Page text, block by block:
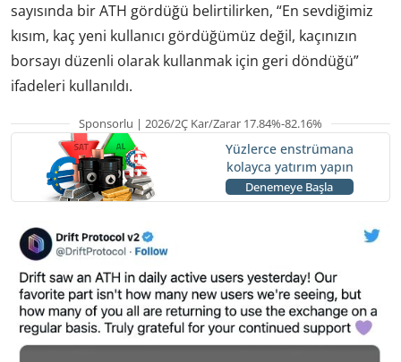
sayısında bir ATH gördüğü belirtilirken, “En sevdiğimiz
kısım, kaç yeni kullanıcı gördüğümüz değil, kaçınızın
borsayı düzenli olarak kullanmak için geri döndüğü”
ifadeleri kullanıldı.
Sponsorlu | 2026/2Ç Kar/Zarar 17.84%-82.16%
Yüzlerce enstrümana
kolayca yatırım yapın
Denemeye Başla